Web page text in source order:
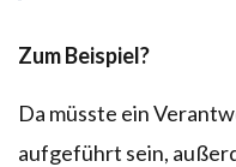
Zum Beispiel?
Da müsste ein
aufgeführt sein,